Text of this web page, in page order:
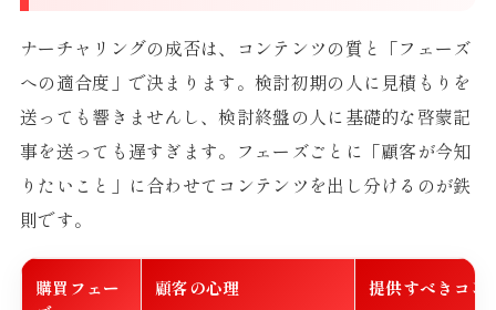
ナーチャリングの成否は、コンテンツの質と「フェーズ
への適合度」で決まります。検討初期の人に見積もりを
送っても響きませんし、検討終盤の人に基礎的な啓蒙記
事を送っても遅すぎます。フェーズごとに「顧客が今知
りたいこと」に合わせてコンテンツを出し分けるのが鉄
則です。
購買フェー
顧客の心理 提供すべきコン